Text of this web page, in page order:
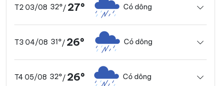
T2 03/08 32°/ 27° Có dông
T3 04/08 31°/ 26° Có dông
T4 05/08 32°/ 26° Có dông